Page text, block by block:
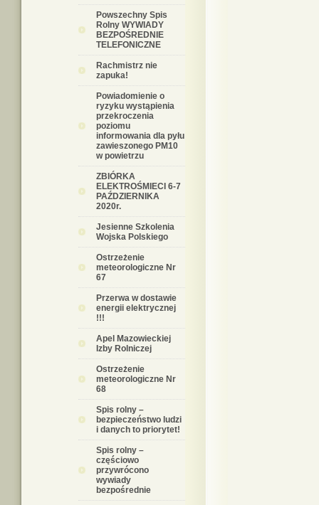
Powszechny Spis
Rolny WYWIADY
BEZPOŚREDNIE
TELEFONICZNE
Rachmistrz nie
zapuka!
Powiadomienie o
ryzyku wystąpienia
przekroczenia
poziomu
informowania dla pyłu
zawieszonego PM10
w powietrzu
ZBIÓRKA
ELEKTROŚMIECI 6-7
PAŹDZIERNIKA
2020r.
Jesienne Szkolenia
Wojska Polskiego
Ostrzeżenie
meteorologiczne Nr
67
Przerwa w dostawie
energii elektrycznej
!!!
Apel Mazowieckiej
Izby Rolniczej
Ostrzeżenie
meteorologiczne Nr
68
Spis rolny –
bezpieczeństwo ludzi
i danych to priorytet!
Spis rolny –
częściowo
przywrócono
wywiady
bezpośrednie